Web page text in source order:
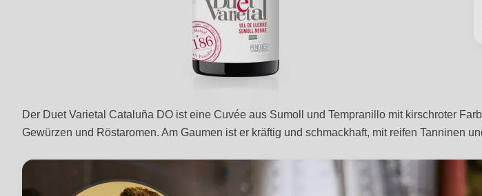
Der Duet Varietal Cataluña DO ist eine Cuvée aus Sumoll und Tempranillo mit kirschroter
Gewürzen und Röstaromen. Am Gaumen ist er kräftig und schmackhaft, mit reifen Tanninen